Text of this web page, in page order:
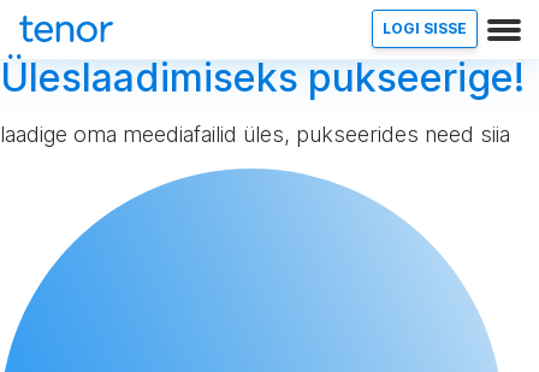
LOGI SISSE
Üleslaadimiseks pukseerige!
laadige oma meediafailid üles, pukseerides need siia